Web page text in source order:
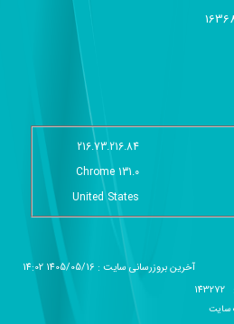
216.73.216.84
Chrome 131.0
United States
آخرین بروزرسانی سایت : 1405/05/16 14:02
143272
سایت